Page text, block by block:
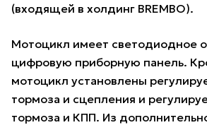
(входящей в холдинг BREMBO).
Мотоцикл имеет светодиодное
цифровую приборную панель.
мотоцикл установлены
тормоза и сцепления и
тормоза и КПП. Из